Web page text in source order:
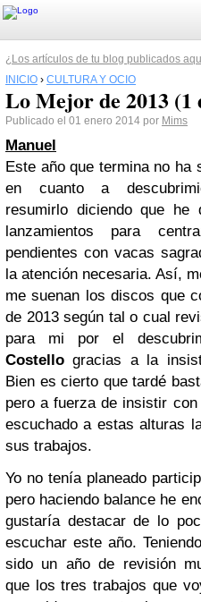
¿Los artículos de tu blog publicados
INICIO › CULTURA Y OCIO
Lo Mejor de 2013 (1
Publicado el 01 enero 2014 por Mims
Manuel
Este año que termina no ha
en cuanto a
resumirlo diciendo que he
lanzamientos para
pendientes con vacas
la atención necesaria. Así,
me suenan los discos que
de 2013 según tal o cual
para mi por el
Costello gracias a la
Bien es cierto que tardé
pero a fuerza de insistir
escuchado a estas alturas
sus trabajos.
Yo no tenía planeado
pero haciendo balance he
gustaría destacar de lo
escuchar este año.
sido un año de revisión
que los tres trabajos que